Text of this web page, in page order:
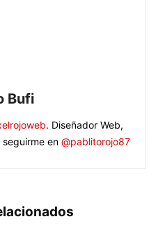
Bufi
. Diseñador Web,
en @pablitorojo87